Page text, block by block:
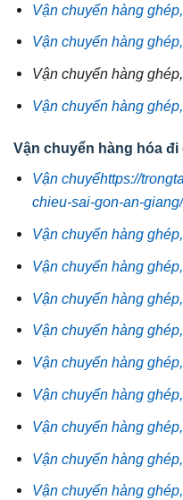
Vận chuyển hàng
Vận chuyển hàng
Vận chuyển hàng
Vận chuyển hàng
Vận chuyển hàng hóa đi
Vận chuyểhttps://
chieu-sai-gon-an-
Vận chuyển hàng
Vận chuyển hàng
Vận chuyển hàng
Vận chuyển hàng
Vận chuyển hàng
Vận chuyển hàng
Vận chuyển hàng
Vận chuyển hàng
Vận chuyển hàng